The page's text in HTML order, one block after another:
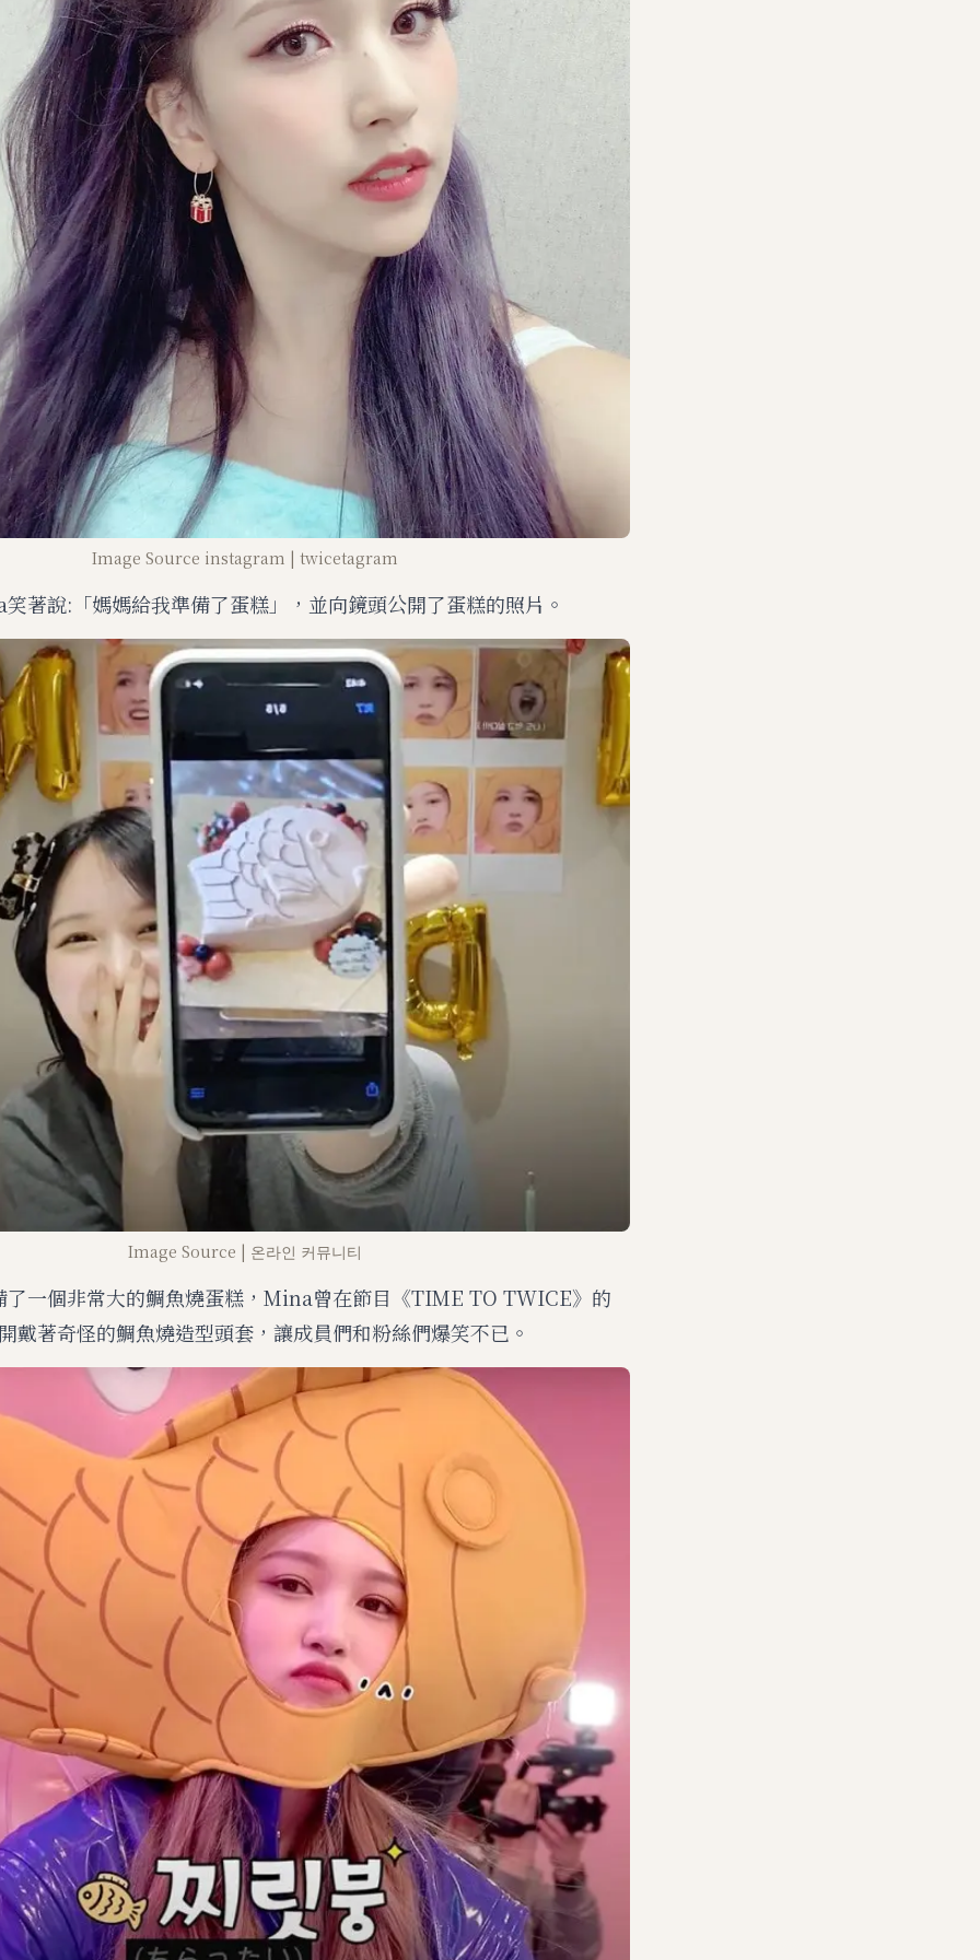
Image Source instagram | twicetagram
著說:「媽媽給我準備了蛋糕」，並向鏡頭公開了蛋糕的照片。
Image Source | 온라인 커뮤니티
一個非常大的鯛魚燒蛋糕，Mina曾在節目《TIME TO TWICE》的
戴著奇怪的鯛魚燒造型頭套，讓成員們和粉絲們爆笑不已。